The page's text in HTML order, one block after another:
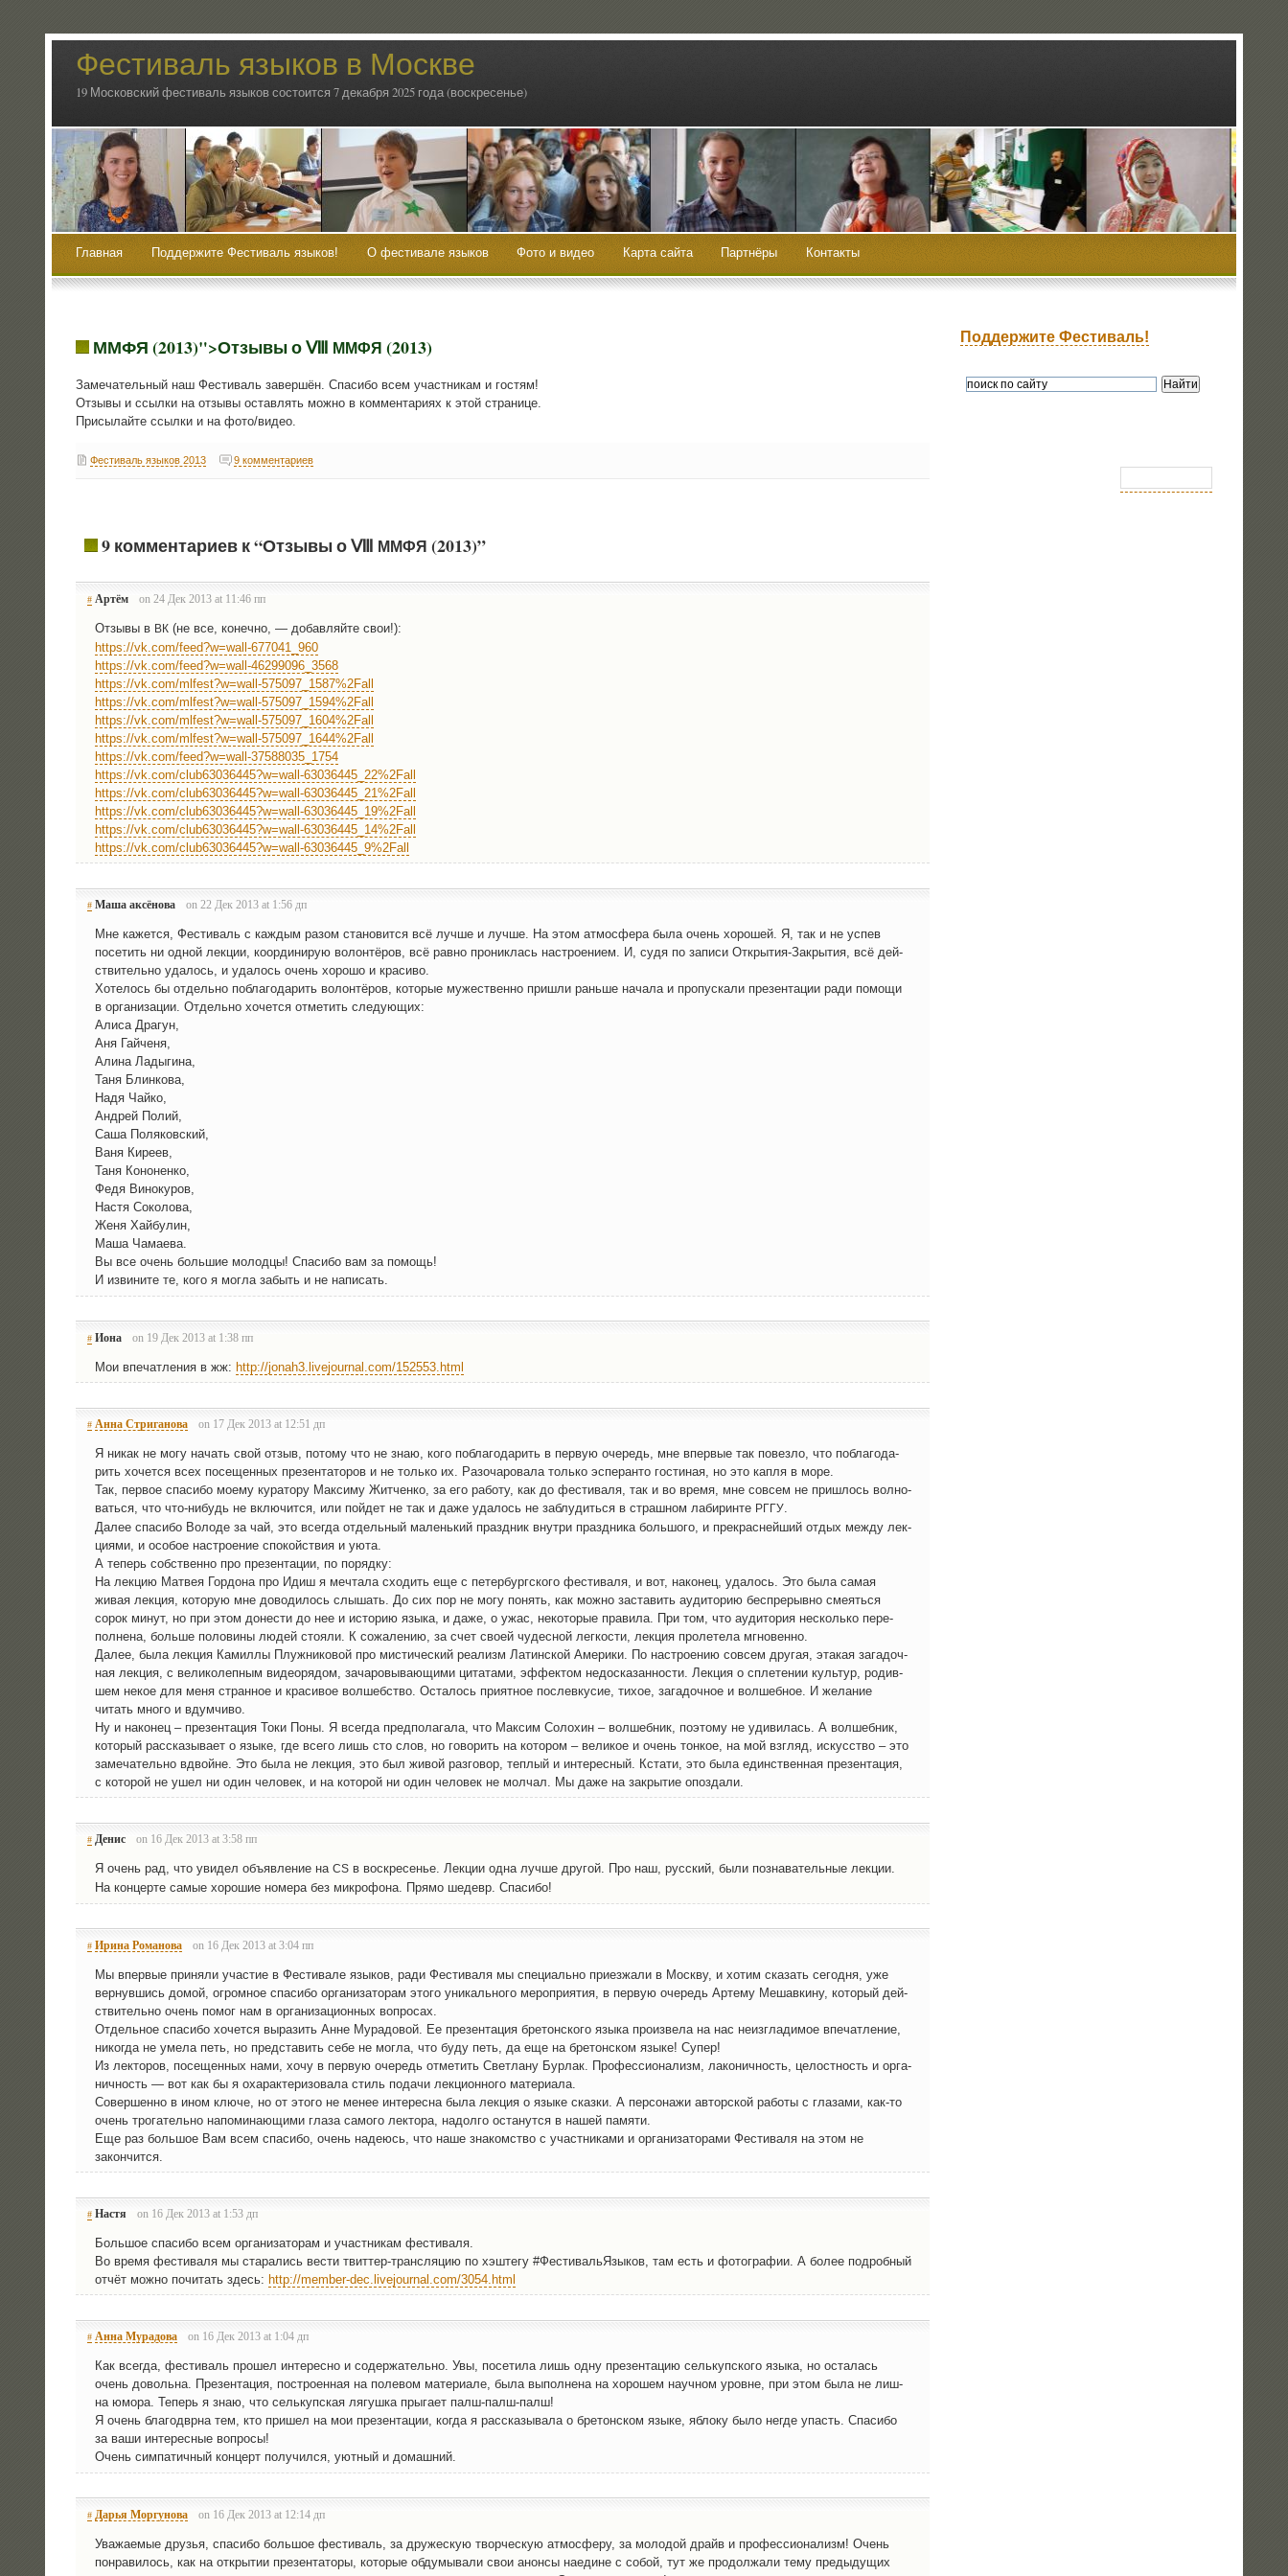
Фестиваль языков в Москве
19 Московский фестиваль языков состоится 7 декабря 2025 года (воскресенье)
Главная Поддержите Фестиваль языков! О фестивале языков Фото и видео Карта сайта Партнёры Контакты
ММФЯ (2013)">Отзывы о Ⅷ ММФЯ (2013)
Заме­ча­тель­ный наш Фести­валь завер­шён. Спа­си­бо всем участ­ни­кам и гостям!
Отзы­вы и ссыл­ки на отзы­вы остав­лять мож­но в ком­мен­та­ри­ях к этой странице.
При­сы­лай­те ссыл­ки и на фото/видео.
Фестиваль языков 2013 9 комментариев
9 комментариев к “Отзывы о Ⅷ ММФЯ (2013)”
# Артём on 24 Дек 2013 at 11:46 пп
Отзы­вы в ВК(не все, конеч­но, — добав­ляй­те свои!):
https://vk.com/feed?w=wall-677041_960
https://vk.com/feed?w=wall-46299096_3568
https://vk.com/mlfest?w=wall-575097_1587%2Fall
https://vk.com/mlfest?w=wall-575097_1594%2Fall
https://vk.com/mlfest?w=wall-575097_1604%2Fall
https://vk.com/mlfest?w=wall-575097_1644%2Fall
https://vk.com/feed?w=wall-37588035_1754
https://vk.com/club63036445?w=wall-63036445_22%2Fall
https://vk.com/club63036445?w=wall-63036445_21%2Fall
https://vk.com/club63036445?w=wall-63036445_19%2Fall
https://vk.com/club63036445?w=wall-63036445_14%2Fall
https://vk.com/club63036445?w=wall-63036445_9%2Fall
# Маша аксёнова on 22 Дек 2013 at 1:56 дп
Мне кажет­ся, Фести­валь с каж­дым разом ста­но­вит­ся всё луч­ше и луч­ше. На этом атмо­сфе­ра была очень хоро­шей. Я, так и не успев
посе­тить ни одной лек­ции, коор­ди­ни­рую волон­тё­ров, всё рав­но про­ник­лась настро­е­ни­ем. И, судя по запи­си Откры­тия-Закры­тия, всё дей­
стви­тель­но уда­лось, и уда­лось очень хоро­шо и красиво.
Хоте­лось бы отдель­но побла­го­да­рить волон­тё­ров, кото­рые муже­ствен­но при­шли рань­ше нача­ла и про­пус­ка­ли пре­зен­та­ции ради помо­щи
в орга­ни­за­ции. Отдель­но хочет­ся отме­тить следующих:
Али­са Драгун,
Аня Гайченя,
Али­на Ладыгина,
Таня Блинкова,
Надя Чайко,
Андрей Полий,
Саша Поляковский,
Ваня Киреев,
Таня Кононенко,
Федя Винокуров,
Настя Соколова,
Женя Хайбулин,
Маша Чамаева.
Вы все очень боль­шие молод­цы! Спа­си­бо вам за помощь!
И изви­ни­те те, кого я мог­ла забыть и не написать.
# Иона on 19 Дек 2013 at 1:38 пп
Мои впе­чат­ле­ния в жж: http://jonah3.livejournal.com/152553.html
# Анна Стриганова on 17 Дек 2013 at 12:51 дп
Я никак не могу начать свой отзыв, пото­му что не знаю, кого побла­го­да­рить в первую оче­редь, мне впер­вые так повез­ло, что побла­го­да­
рить хочет­ся всех посе­щен­ных пре­зен­та­то­ров и не толь­ко их. Разо­ча­ро­ва­ла толь­ко эспе­ран­то гости­ная, но это кап­ля в море.
Так, пер­вое спа­си­бо мое­му кура­то­ру Мак­си­му Жит­чен­ко, за его рабо­ту, как до фести­ва­ля, так и во вре­мя, мне совсем не при­шлось вол­но­
вать­ся, что что-нибудь не вклю­чит­ся, или пой­дет не так и даже уда­лось не заблу­дить­ся в страш­ном лаби­рин­те РГГУ.
Далее спа­си­бо Воло­де за чай, это все­гда отдель­ный малень­кий празд­ник внут­ри празд­ни­ка боль­шо­го, и пре­крас­ней­ший отдых меж­ду лек­
ци­я­ми, и осо­бое настро­е­ние спо­кой­ствия и уюта.
А теперь соб­ствен­но про пре­зен­та­ции, по порядку:
На лек­цию Мат­вея Гор­до­на про Идиш я меч­та­ла схо­дить еще с петер­бург­ско­го фести­ва­ля, и вот, нако­нец, уда­лось. Это была самая
живая лек­ция, кото­рую мне дово­ди­лось слы­шать. До сих пор не могу понять, как мож­но заста­вить ауди­то­рию бес­пре­рыв­но сме­ять­ся
сорок минут, но при этом доне­сти до нее и исто­рию язы­ка, и даже, о ужас, неко­то­рые пра­ви­ла. При том, что ауди­то­рия несколь­ко пере­
пол­не­на, боль­ше поло­ви­ны людей сто­я­ли. К сожа­ле­нию, за счет сво­ей чудес­ной лег­ко­сти, лек­ция про­ле­те­ла мгновенно.
Далее, была лек­ция Камил­лы Плуж­ни­ко­вой про мисти­че­ский реа­лизм Латин­ской Аме­ри­ки. По настро­е­нию совсем дру­гая, эта­кая зага­доч­
ная лек­ция, с вели­ко­леп­ным видео­ря­дом, зача­ро­вы­ва­ю­щи­ми цита­та­ми, эффек­том недо­ска­зан­но­сти. Лек­ция о спле­те­нии куль­тур, родив­
шем некое для меня стран­ное и кра­си­вое вол­шеб­ство. Оста­лось при­ят­ное после­вку­сие, тихое, зага­доч­ное и вол­шеб­ное. И жела­ние
читать мно­го и вдумчиво.
Ну и нако­нец – пре­зен­та­ция Токи Поны. Я все­гда пред­по­ла­га­ла, что Мак­сим Соло­хин – вол­шеб­ник, поэто­му не уди­ви­лась. А вол­шеб­ник,
кото­рый рас­ска­зы­ва­ет о язы­ке, где все­го лишь сто слов, но гово­рить на кото­ром – вели­кое и очень тон­кое, на мой взгляд, искус­ство – это
заме­ча­тель­но вдвойне. Это была не лек­ция, это был живой раз­го­вор, теп­лый и инте­рес­ный. Кста­ти, это была един­ствен­ная пре­зен­та­ция,
с кото­рой не ушел ни один чело­век, и на кото­рой ни один чело­век не мол­чал. Мы даже на закры­тие опоздали.
# Денис on 16 Дек 2013 at 3:58 пп
Я очень рад, что уви­дел объ­яв­ле­ние на CSв вос­кре­се­нье. Лек­ции одна луч­ше дру­гой. Про наш, рус­ский, были позна­ва­тель­ные лек­ции.
На кон­цер­те самые хоро­шие номе­ра без мик­ро­фо­на. Пря­мо шедевр. Спасибо!
# Ирина Романова on 16 Дек 2013 at 3:04 пп
Мы впер­вые при­ня­ли уча­стие в Фести­ва­ле язы­ков, ради Фести­ва­ля мы спе­ци­аль­но при­ез­жа­ли в Моск­ву, и хотим ска­зать сего­дня, уже
вер­нув­шись домой, огром­ное спа­си­бо орга­ни­за­то­рам это­го уни­каль­но­го меро­при­я­тия, в первую оче­редь Арте­му Мешав­ки­ну, кото­рый дей­
стви­тель­но очень помог нам в орга­ни­за­ци­он­ных вопросах.
Отдель­ное спа­си­бо хочет­ся выра­зить Анне Мура­до­вой. Ее пре­зен­та­ция бре­тон­ско­го язы­ка про­из­ве­ла на нас неиз­гла­ди­мое впе­чат­ле­ние,
нико­гда не уме­ла петь, но пред­ста­вить себе не мог­ла, что буду петь, да еще на бре­тон­ском язы­ке! Супер!
Из лек­то­ров, посе­щен­ных нами, хочу в первую оче­редь отме­тить Свет­ла­ну Бур­лак. Про­фес­си­о­на­лизм, лако­нич­ность, целост­ность и орга­
нич­ность — вот как бы я оха­рак­те­ри­зо­ва­ла стиль пода­чи лек­ци­он­но­го материала.
Совер­шен­но в ином клю­че, но от это­го не менее инте­рес­на была лек­ция о язы­ке сказ­ки. А пер­со­на­жи автор­ской рабо­ты с гла­за­ми, как-то
очень тро­га­тель­но напо­ми­на­ю­щи­ми гла­за само­го лек­то­ра, надол­го оста­нут­ся в нашей памяти.
Еще раз боль­шое Вам всем спа­си­бо, очень наде­юсь, что наше зна­ком­ство с участ­ни­ка­ми и орга­ни­за­то­ра­ми Фести­ва­ля на этом не
закончится.
# Настя on 16 Дек 2013 at 1:53 дп
Боль­шое спа­си­бо всем орга­ни­за­то­рам и участ­ни­кам фестиваля.
Во вре­мя фести­ва­ля мы ста­ра­лись вести твит­тер-транс­ля­цию по хэш­те­гу #Фести­ва­льЯ­зы­ков, там есть и фото­гра­фии. А более подроб­ный
отчёт мож­но почи­тать здесь: http://member-dec.livejournal.com/3054.html
# Анна Мурадова on 16 Дек 2013 at 1:04 дп
Как все­гда, фести­валь про­шел инте­рес­но и содер­жа­тель­но. Увы, посе­ти­ла лишь одну пре­зен­та­цию сель­куп­ско­го язы­ка, но оста­лась
очень доволь­на. Пре­зен­та­ция, постро­ен­ная на поле­вом мате­ри­а­ле, была выпол­не­на на хоро­шем науч­ном уровне, при этом была не лиш­
на юмо­ра. Теперь я знаю, что сель­куп­ская лягуш­ка пры­га­ет палш-палш-палш!
Я очень бла­годвр­на тем, кто при­шел на мои пре­зен­та­ции, когда я рас­ска­зы­ва­ла о бре­тон­ском язы­ке, ябло­ку было негде упасть. Спа­си­бо
за ваши инте­рес­ные вопросы!
Очень сим­па­тич­ный кон­церт полу­чил­ся, уют­ный и домашний.
# Дарья Моргунова on 16 Дек 2013 at 12:14 дп
Ува­жа­е­мые дру­зья, спа­си­бо боль­шое фести­валь, за дру­же­скую твор­че­скую атмо­сфе­ру, за моло­дой драйв и про­фес­си­о­на­лизм! Очень
понра­ви­лось, как на откры­тии пре­зен­та­то­ры, кото­рые обду­мы­ва­ли свои анон­сы наедине с собой, тут же про­дол­жа­ли тему преды­ду­щих
Поддержите Фестиваль!